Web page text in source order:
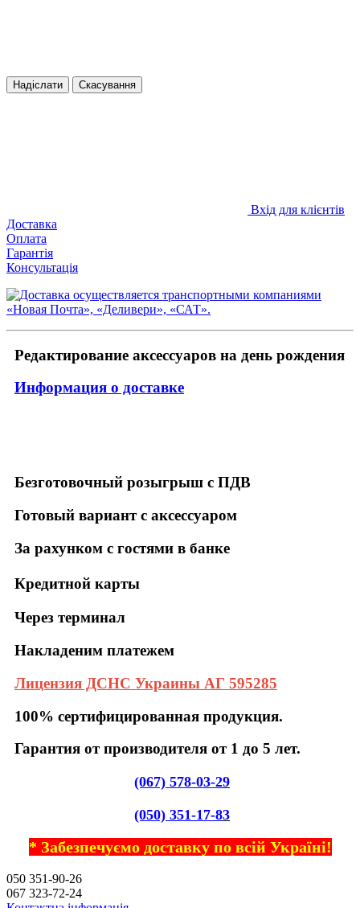
Надіслати Скасування
Вхід для клієнтів
Доставка
Оплата
Гарантія
Консультація
Редактирование аксессуаров на день рождения
Информация о доставке
Безготовочный розыгрыш с ПДВ
Готовый вариант с аксессуаром
За рахунком с гостями в банке
Кредитной карты
Через терминал
Накладеним платежем
Лицензия ДСНС Украины АГ 595285
100% сертифицированная продукция.
Гарантия от производителя от 1 до 5 лет.
(067) 578-03-29
(050) 351-17-83
* Забезпечуємо доставку по всій Україні!
050 351-90-26
067 323-72-24